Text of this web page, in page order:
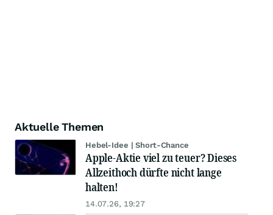
Aktuelle Themen
Hebel-Idee | Short-Chance
Apple-Aktie viel zu teuer? Dieses
Allzeithoch dürfte nicht lange
halten!
14.07.26, 19:27